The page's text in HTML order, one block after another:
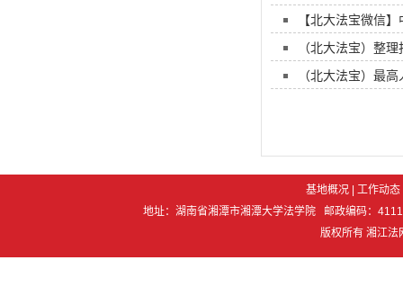
【北大法宝微信
（北大法宝）整
（北大法宝）最
基地概况 |工作动态
地址：湖南省湘潭市湘潭大学法学院 邮政编码：
版权所有 湘江